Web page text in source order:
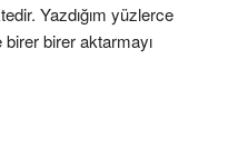
Yazdığım yüzlerce
birer aktarmayı